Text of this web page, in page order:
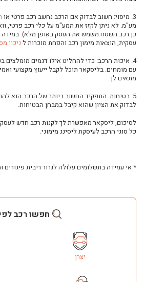
איך לבחור פתרון רכישת רכב שמתאים לצרכים האישיים
ניהול אנרגיה בעידן הרכב החשמלי – חיסכון, שליטה ונוחות
המדריך לקבלת החלטה נכונה כשנכנסים לעולם הרכב החדש
כך תנהלו הוצאות רכב בצורה חכמה ויעילה
פתרונות מתקדמים לניידות בעולם העסקי המודרני
איך עסקים יכולים לחסוך בעלויות תחבורה לאורך זמן
המגמות שמשנות את עולם התחבורה בשנים האחרונות
כך תשלבו טכנולוגיה חכמה בשגרת הנהיגה שלכם
טעויות נפוצות בבחירת פתרונות תחבורה ואיך להימנע מהן
איך לתכנן נכון את המעבר לפתרונות תחבורה מתקדמים
מה הופך פתרון תחבורה למשתלם באמת לאורך זמן
כך תנהלו צי רכבים בצורה חכמה ותחסכו בעלויות לאורך זמן
3. מיסוי: חשוב לבדוק אם הרכב נחשב רכב פרטי או
מע"מ. לא ניתן לקזז את המע"מ על כלי רכב פרטי,
כן רכב השטח משמש את העסק באופן מלא).
עסקית, הוצאות מימון רכב והפחת מוכרות ל ניכוי
4. איכות הרכב: כדי להחליט אילו דגמים מומלצים
עם מומחים. בליסקאר תוכל לקבל ייעוץ מקצועי
מתאים לך.
5. בטיחות: התפקיד החשוב ביותר של הרכב הוא
לבדוק את הציון שהוא קיבל במבחן הבטיחות.
לסיכום, ליסקאר מאפשרת לך לקנות רכב חדש
כל סוגי הרכב לעיסקת ליסינג מימוני.
* אי עמידה בתשלומים עלולה לגרור ריבית פיגורים
חפשו רכב
יצרן